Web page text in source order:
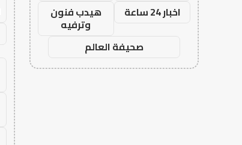
اخبار 24 ساعة
هيدب فنون
وترفيه
صحيفة العالم